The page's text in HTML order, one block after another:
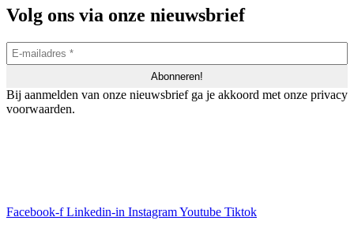
Volg ons via onze nieuwsbrief
Bij aanmelden van onze nieuwsbrief ga je akkoord met onze privacy
voorwaarden.
Facebook-f Linkedin-in InstagramYoutube Tiktok